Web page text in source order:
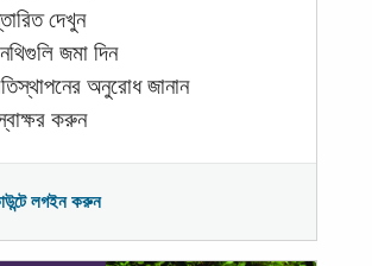
দেখুন
জমা দিন
অনুরোধ জানান
করুন
লগইন করুন